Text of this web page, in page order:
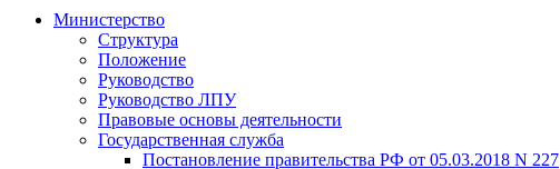
Министерство
Структура
Положение
Руководство
Руководство ЛПУ
Правовые основы деятельности
Государственная служба
Постановление правительства РФ от 05.03.2018 N 227